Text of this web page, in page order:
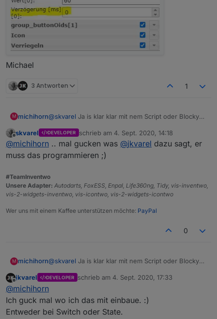
Michael
3 Antworten 1
M michihorn@skvarel Ja is klar klar mit nem Script oder Blocky
noch eine zusätzliche Programmierung mit
einbauen, etwa wie hier:
Offline
skvarel DEVELOPER schrieb am 4. Sept. 2020, 14:18
zuletzt editiert von
@michihorn .. mal gucken was @jkvarel dazu sagt, er
muss das programmieren ;)
#TeamInventwo
Unsere Adapter: Autodarts, FoxESS, Enpal, Life360ng, Tidy, vis-inventwo,
vis-2-widgets-inventwo, vis-icontwo, vis-2-widgets-icontwo
Wer uns mit einem Kaffee unterstützen möchte: PayPal
0
M michihorn@skvarel Ja is klar klar mit nem Script oder Blocky
noch eine zusätzliche Programmierung mit
einbauen, etwa wie hier:
Offline
jkvarel DEVELOPER schrieb am 4. Sept. 2020, 17:33
zuletzt editiert von
@michihorn
Ich guck mal wo ich das mit einbaue. :)
Entweder bei Switch oder State.